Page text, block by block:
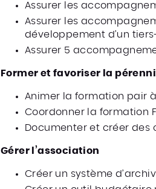
Assurer les
Assurer les
développement d’un
Assurer 5
Former et favoriser la
Animer la formation pair
Coordonner la formation
Documenter et créer
Gérer l’association
Créer un système